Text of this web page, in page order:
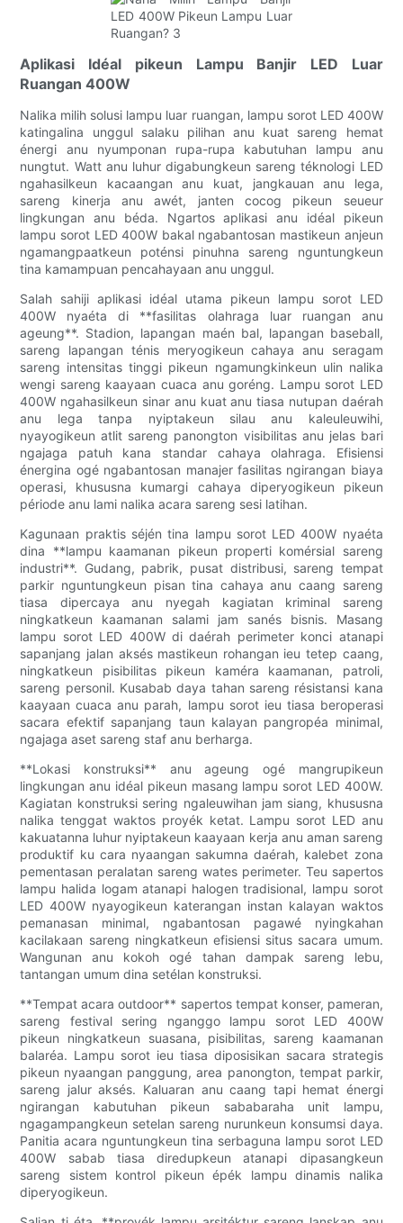
Aplikasi Idéal pikeun Lampu Banjir LED Luar
Ruangan 400W
Nalika milih solusi lampu luar ruangan, lampu sorot LED 400W
katingalina unggul salaku pilihan anu kuat sareng hemat
énergi anu nyumponan rupa-rupa kabutuhan lampu anu
nungtut. Watt anu luhur digabungkeun sareng téknologi LED
ngahasilkeun kacaangan anu kuat, jangkauan anu lega,
sareng kinerja anu awét, janten cocog pikeun seueur
lingkungan anu béda. Ngartos aplikasi anu idéal pikeun
lampu sorot LED 400W bakal ngabantosan mastikeun anjeun
ngamangpaatkeun poténsi pinuhna sareng nguntungkeun
tina kamampuan pencahayaan anu unggul.
Salah sahiji aplikasi idéal utama pikeun lampu sorot LED
400W nyaéta di **fasilitas olahraga luar ruangan anu
ageung**. Stadion, lapangan maén bal, lapangan baseball,
sareng lapangan ténis meryogikeun cahaya anu seragam
sareng intensitas tinggi pikeun ngamungkinkeun ulin nalika
wengi sareng kaayaan cuaca anu goréng. Lampu sorot LED
400W ngahasilkeun sinar anu kuat anu tiasa nutupan daérah
anu lega tanpa nyiptakeun silau anu kaleuleuwihi,
nyayogikeun atlit sareng panongton visibilitas anu jelas bari
ngajaga patuh kana standar cahaya olahraga. Efisiensi
énergina ogé ngabantosan manajer fasilitas ngirangan biaya
operasi, khususna kumargi cahaya diperyogikeun pikeun
période anu lami nalika acara sareng sesi latihan.
Kagunaan praktis séjén tina lampu sorot LED 400W nyaéta
dina **lampu kaamanan pikeun properti komérsial sareng
industri**. Gudang, pabrik, pusat distribusi, sareng tempat
parkir nguntungkeun pisan tina cahaya anu caang sareng
tiasa dipercaya anu nyegah kagiatan kriminal sareng
ningkatkeun kaamanan salami jam sanés bisnis. Masang
lampu sorot LED 400W di daérah perimeter konci atanapi
sapanjang jalan aksés mastikeun rohangan ieu tetep caang,
ningkatkeun pisibilitas pikeun kaméra kaamanan, patroli,
sareng personil. Kusabab daya tahan sareng résistansi kana
kaayaan cuaca anu parah, lampu sorot ieu tiasa beroperasi
sacara efektif sapanjang taun kalayan pangropéa minimal,
ngajaga aset sareng staf anu berharga.
**Lokasi konstruksi** anu ageung ogé mangrupikeun
lingkungan anu idéal pikeun masang lampu sorot LED 400W.
Kagiatan konstruksi sering ngaleuwihan jam siang, khususna
nalika tenggat waktos proyék ketat. Lampu sorot LED anu
kakuatanna luhur nyiptakeun kaayaan kerja anu aman sareng
produktif ku cara nyaangan sakumna daérah, kalebet zona
pementasan peralatan sareng wates perimeter. Teu sapertos
lampu halida logam atanapi halogen tradisional, lampu sorot
LED 400W nyayogikeun katerangan instan kalayan waktos
pemanasan minimal, ngabantosan pagawé nyingkahan
kacilakaan sareng ningkatkeun efisiensi situs sacara umum.
Wangunan anu kokoh ogé tahan dampak sareng lebu,
tantangan umum dina setélan konstruksi.
**Tempat acara outdoor** sapertos tempat konser, pameran,
sareng festival sering nganggo lampu sorot LED 400W
pikeun ningkatkeun suasana, pisibilitas, sareng kaamanan
balaréa. Lampu sorot ieu tiasa diposisikan sacara strategis
pikeun nyaangan panggung, area panongton, tempat parkir,
sareng jalur aksés. Kaluaran anu caang tapi hemat énergi
ngirangan kabutuhan pikeun sababaraha unit lampu,
ngagampangkeun setelan sareng nurunkeun konsumsi daya.
Panitia acara nguntungkeun tina serbaguna lampu sorot LED
400W sabab tiasa diredupkeun atanapi dipasangkeun
sareng sistem kontrol pikeun épék lampu dinamis nalika
diperyogikeun.